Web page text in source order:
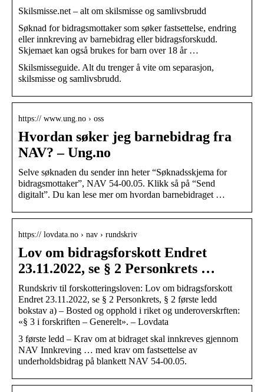
Skilsmisse.net – alt om skilsmisse og samlivsbrudd
Søknad for bidragsmottaker som søker fastsettelse, endring
eller innkreving av barnebidrag eller bidragsforskudd.
Skjemaet kan også brukes for barn over 18 år …
Skilsmisseguide. Alt du trenger å vite om separasjon,
skilsmisse og samlivsbrudd.
https:// www.ung.no › oss
Hvordan søker jeg barnebidrag fra
NAV? – Ung.no
Selve søknaden du sender inn heter “Søknadsskjema for
bidragsmottaker”, NAV 54-00.05. Klikk så på “Send
digitalt”. Du kan lese mer om hvordan barnebidraget …
https:// lovdata.no › nav › rundskriv
Lov om bidragsforskott Endret
23.11.2022, se § 2 Personkrets …
Rundskriv til forskotteringsloven: Lov om bidragsforskott
Endret 23.11.2022, se § 2 Personkrets, § 2 første ledd
bokstav a) – Bosted og opphold i riket og underoverskrften:
«§ 3 i forskriften – Generelt». – Lovdata
3 første ledd – Krav om at bidraget skal innkreves gjennom
NAV Innkreving … med krav om fastsettelse av
underholdsbidrag på blankett NAV 54-00.05.